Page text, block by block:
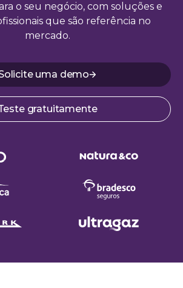
o seu negócio, com soluções e
que são referência no
mercado.
uma demo
gratuitamente